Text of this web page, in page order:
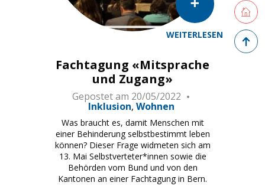
WEITERLESEN
Fachtagung «Mitsprache
und Zugang»
Gepostet am 20/05/2022
Inklusion Wohnen
Was braucht es, damit Menschen mit
einer Behinderung selbstbestimmt leben
können? Dieser Frage widmeten sich am
13. Mai Selbstverteter*innen sowie die
Behörden vom Bund und von den
Kantonen an einer Fachtagung in Bern.
Zurück